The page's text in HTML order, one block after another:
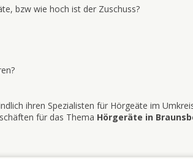
bzw wie hoch ist der Zuschuss?
ihren Spezialisten für Hörgeäte im
für das Thema Hörgeräte in